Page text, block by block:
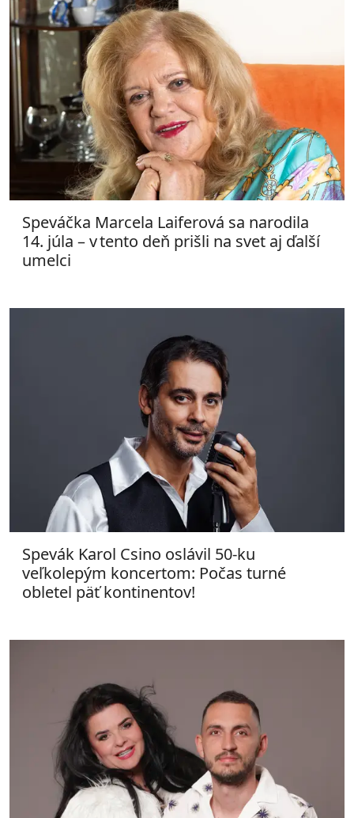
Speváčka Marcela Laiferová sa narodila
14. júla – v tento deň prišli na svet aj ďalší
umelci
Spevák Karol Csino oslávil 50-ku
veľkolepým koncertom: Počas turné
obletel päť kontinentov!